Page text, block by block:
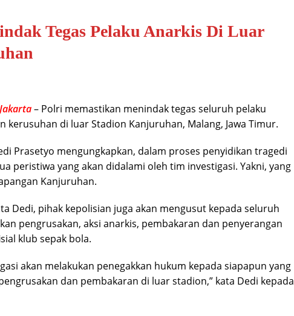
Tegas Pelaku Anarkis Di Luar
– Polri memastikan menindak tegas seluruh pelaku
kerusuhan di luar Stadion Kanjuruhan, Malang, Jawa Timur.
Prasetyo mengungkapkan, dalam proses penyidikan tragedi
peristiwa yang akan didalami oleh tim investigasi. Yakni, yang
Kanjuruhan.
Dedi, pihak kepolisian juga akan mengusut kepada seluruh
pengrusakan, aksi anarkis, pembakaran dan penyerangan
klub sepak bola.
akan melakukan penegakkan hukum kepada siapapun yang
dan pembakaran di luar stadion,” kata Dedi kepada